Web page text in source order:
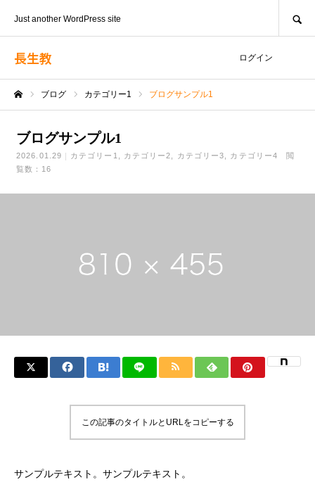
長生教
Just another WordPress site
ログイン
ブログ カテゴリー1 ブログサンプル1
ブログサンプル1
2026.01.29 カテゴリー1 カテゴリー2 カテゴリー3 カテゴリー4
閲
覧数：16
この記事のタイトルとURLをコピーする
サンプルテキスト。サンプルテキスト。